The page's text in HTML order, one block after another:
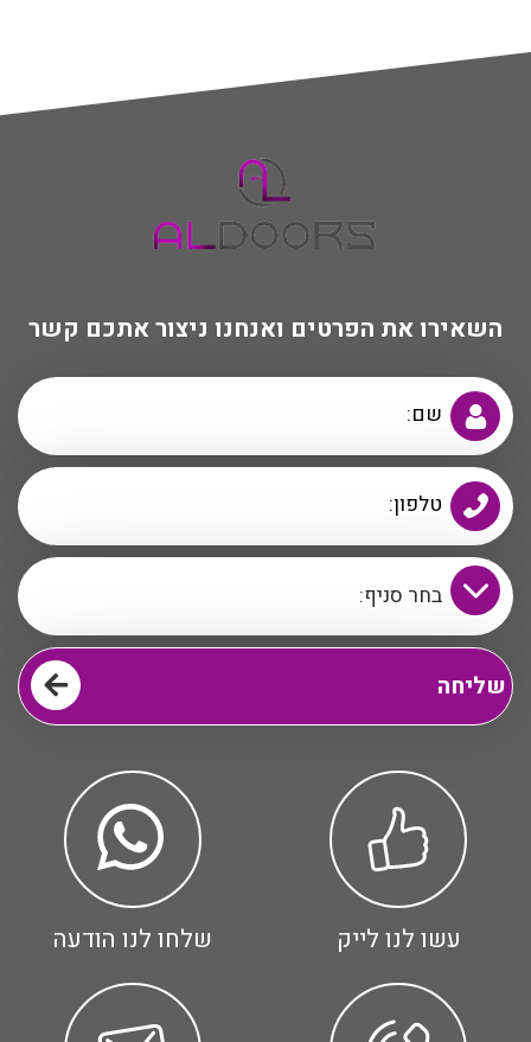
השאירו את הפרטים ואנחנו ניצור אתכם קשר
עשו לנו לייק שלחו לנו הודעה